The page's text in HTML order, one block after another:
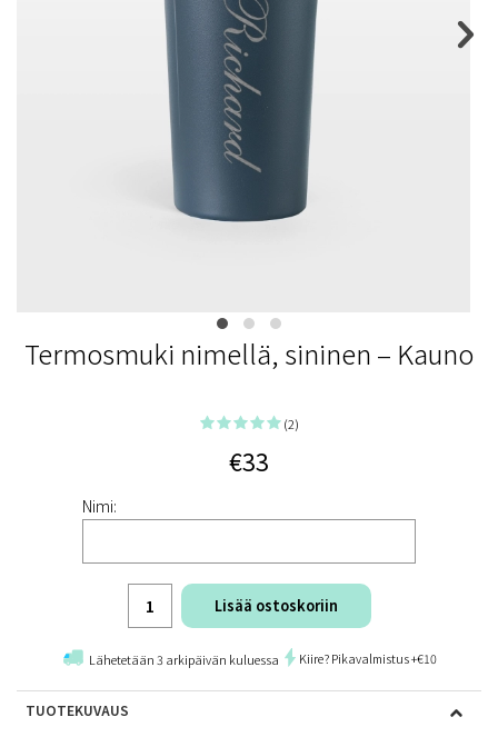
Termosmuki nimellä, sininen – Kauno
(2)
€33
Nimi:
Lisää ostoskoriin
Lähetetään 3 arkipäivän kuluessa Kiire? Pikavalmistus +€10
TUOTEKUVAUS